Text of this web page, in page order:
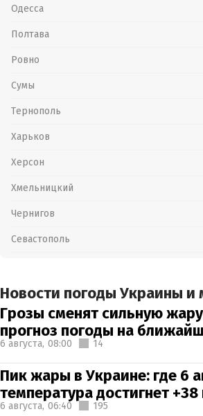
Одесса
Полтава
Ровно
Сумы
Тернополь
Харьков
Херсон
Хмельницкий
Чернигов
Севастополь
Новости погоды Украины и
Грозы сменят сильную
прогноз погоды на
6 августа, 08:00 14
Пик жары в Украине: где 6
температура достигнет +38
6 августа, 06:40 195